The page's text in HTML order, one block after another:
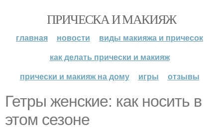
ПРИЧЕСКА И МАКИЯЖ
главная новости
виды макияжа и причесок
как делать прически и макияж
прически и макияж на дому
игры отзывы
Гетры женские: как носить в
этом сезоне